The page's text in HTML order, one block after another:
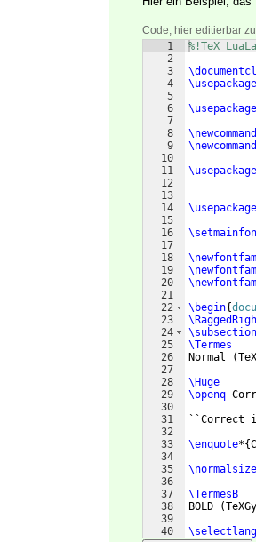
Code, hier editierbar
1
2
3
4
5
6
7
8
9
10
11
12
13
14
15
16
17
18
19
20
21
22
23
24
25
26
27
28
29
30
31
32
33
34
35
36
37
38
39
40
%!TeX
\usepackage
\usepackage
\newcommand
\newcommand
\usepackage
\usepackage
\begin{
\subsection
\Termes
Normal
(
\Huge
\openq
\enquote*{
\normalsize
\TermesB
BOLD
(